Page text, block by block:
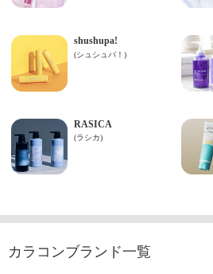
カラコンブランド一覧